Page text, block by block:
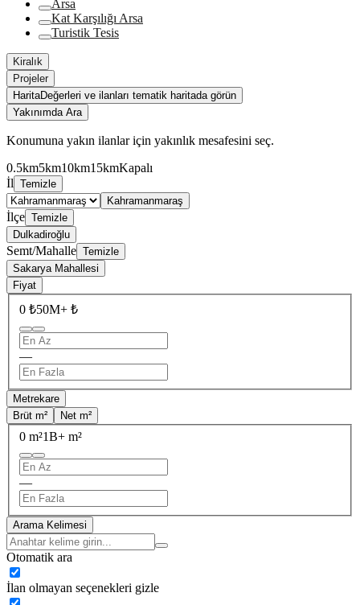
Arsa
Kat Karşılığı Arsa
Turistik Tesis
Kiralık
Projeler
HaritaDeğerleri ve ilanları tematik haritada görün
Yakınımda Ara
Konumuna yakın ilanlar için yakınlık mesafesini seç.
0.5km5km10km15kmKapalı
İl Temizle
Kahramanmaraş
İlçe Temizle
Dulkadiroğlu
Semt/Mahalle Temizle
Sakarya Mahallesi
Fiyat
0 ₺50M+ ₺
—
Metrekare
Brüt m²
Net m²
0 m²1B+ m²
—
Arama Kelimesi
Otomatik ara
İlan olmayan seçenekleri gizle